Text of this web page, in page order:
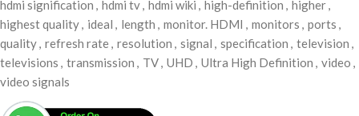
hdmi signification , hdmi tv, hdmi wiki , high-definition , higher,
highest quality, ideal , length , monitor. HDMI , monitors , ports ,
quality, refresh rate, resolution , signal , specification , television ,
televisions , transmission , TV, UHD , Ultra High Definition , video ,
video signals